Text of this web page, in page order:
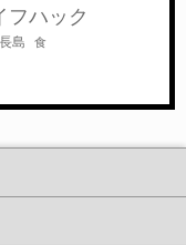
フハック
長島 食